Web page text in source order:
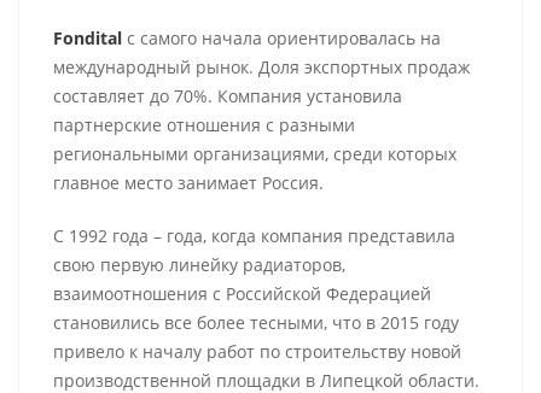
Fondital с самого начала ориентировалась на
международный рынок. Доля экспортных продаж
составляет до 70%. Компания установила
партнерские отношения с разными
региональными организациями, среди которых
главное место занимает Россия.
С 1992 года – года, когда компания представила
свою первую линейку радиаторов,
взаимоотношения с Российской Федерацией
становились все более тесными, что в 2015 году
привело к началу работ по строительству новой
производственной площадки в Липецкой области.